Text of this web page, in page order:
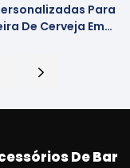
Para
De Cerveja Em
De Bar